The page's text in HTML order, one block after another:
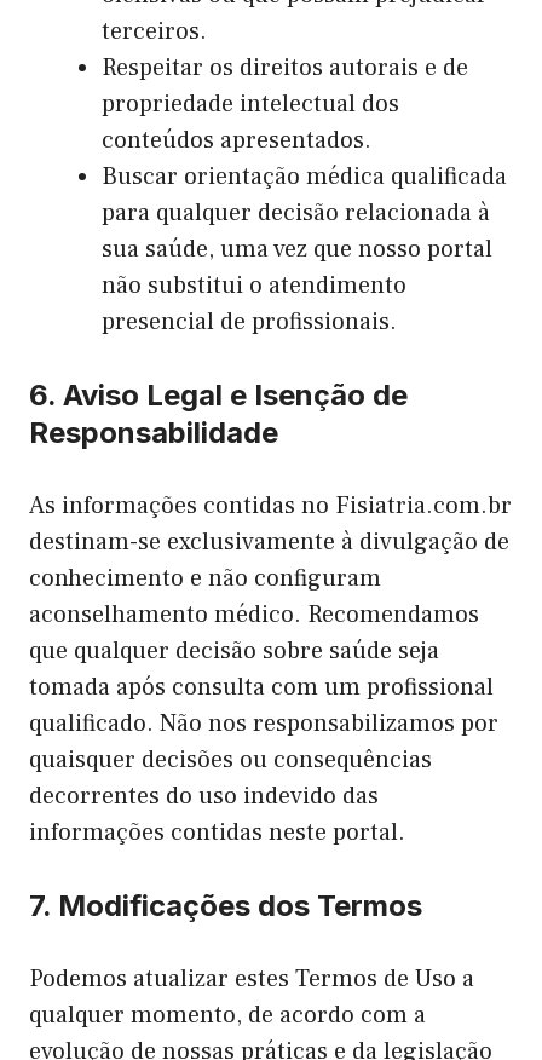
terceiros.
Respeitar os direitos autorais e de
propriedade intelectual dos
conteúdos apresentados.
Buscar orientação médica qualificada
para qualquer decisão relacionada à
sua saúde, uma vez que nosso portal
não substitui o atendimento
presencial de profissionais.
6. Aviso Legal e Isenção de
Responsabilidade
As informações contidas no Fisiatria.com.br
destinam-se exclusivamente à divulgação de
conhecimento e não configuram
aconselhamento médico. Recomendamos
que qualquer decisão sobre saúde seja
tomada após consulta com um profissional
qualificado. Não nos responsabilizamos por
quaisquer decisões ou consequências
decorrentes do uso indevido das
informações contidas neste portal.
7. Modificações dos Termos
Podemos atualizar estes Termos de Uso a
qualquer momento, de acordo com a
evolução de nossas práticas e da legislação